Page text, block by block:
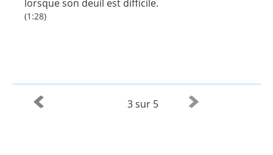
lorsque son deuil est difficile.
(1:28)
3 sur 5